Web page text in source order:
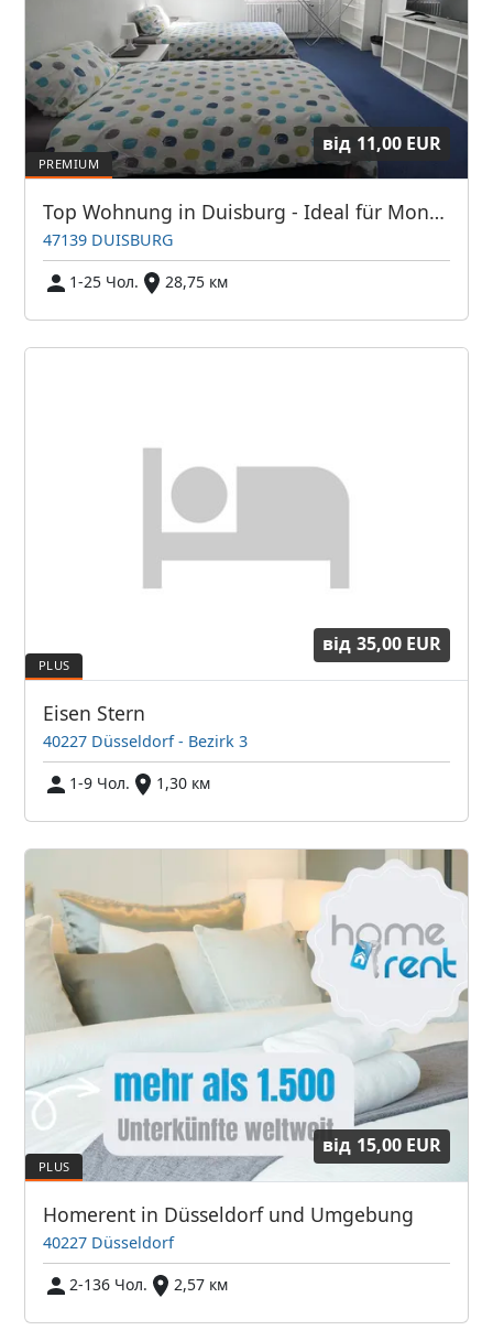
від 11,00 EUR
Top Wohnung in Duisburg - Ideal für Monteure
47139 DUISBURG
1-25 Чол.
28,75 км
від 35,00 EUR
Eisen Stern
40227 Düsseldorf - Bezirk 3
1-9 Чол.
1,30 км
від 15,00 EUR
Homerent in Düsseldorf und Umgebung
40227 Düsseldorf
2-136 Чол.
2,57 км